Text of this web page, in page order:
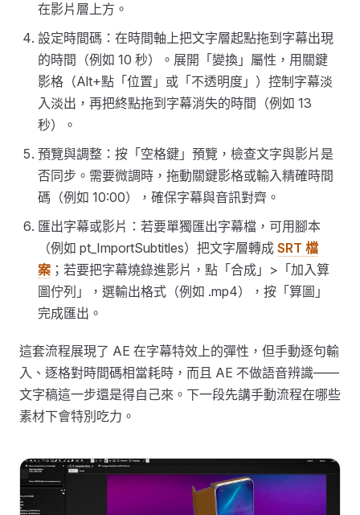
在影片層上方。
設定時間碼：在時間軸上把文字層起點拖到字幕出現
的時間（例如 10 秒）。展開「變換」屬性，用關鍵
影格（Alt+點「位置」或「不透明度」）控制字幕淡
入淡出，再把終點拖到字幕消失的時間（例如 13
秒）。
預覽與調整：按「空格鍵」預覽，檢查文字與影片是
否同步。需要微調時，拖動關鍵影格或輸入精確時間
碼（例如 10:00），確保字幕與音訊對齊。
匯出字幕或影片：若要單獨匯出字幕檔，可用腳本
（例如 pt_ImportSubtitles）把文字層轉成SRT 檔
案 ；若要把字幕燒錄進影片，點「合成」>「加入算
圖佇列」，選輸出格式（例如 .mp4），按「算圖」
完成匯出。
這套流程展現了 AE 在字幕特效上的彈性，但手動逐句輸
入、逐格對時間碼相當耗時，而且 AE 不做語音辨識——
文字稿這一步還是得自己來。下一段先講手動流程在哪些
素材下會特別吃力。